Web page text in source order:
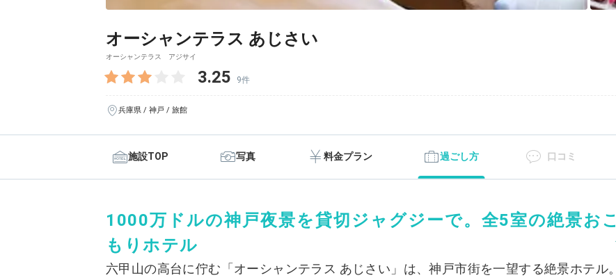
オーシャンテラス あじさい
オーシャンテラス アジサイ
3.25 9件
兵庫県 / 神戸 / 旅館
施設TOP 写真 料金プラン 過ごし方 口コミ
1000万ドルの神戸夜景を貸切ジャグジーで。全5室の絶景おこ
もりホテル
六甲山の高台に佇む「オーシャンテラス あじさい」は、神戸市街を一望する絶景ホテル。